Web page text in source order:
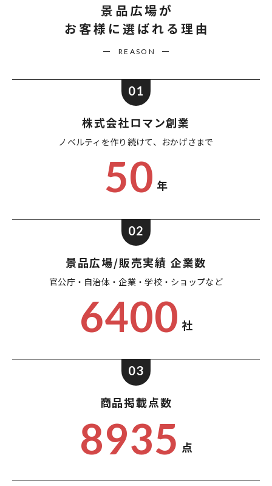
景品広場が
お客様に選ばれる理由
REASON
01
株式会社ロマン創業
ノベルティを作り続けて、 おかげさまで
50 年
02
景品広場/販売実績 企業数
官公庁・自治体・企業・学校・ショップなど
6400 社
03
商品掲載点数
8935 点